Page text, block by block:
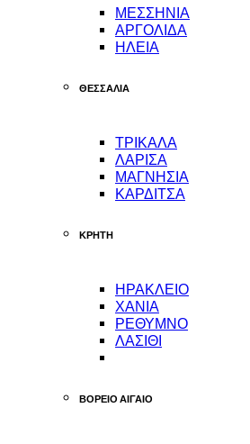
ΜΕΣΣΗΝΙΑ
ΑΡΓΟΛΙΔΑ
ΗΛΕΙΑ
ΘΕΣΣΑΛΙΑ
ΤΡΙΚΑΛΑ
ΛΑΡΙΣΑ
ΜΑΓΝΗΣΙΑ
ΚΑΡΔΙΤΣΑ
ΚΡΗΤΗ
ΗΡΑΚΛΕΙΟ
ΧΑΝΙΑ
ΡΕΘΥΜΝΟ
ΛΑΣΙΘΙ
ΒΟΡΕΙΟ ΑΙΓΑΙΟ